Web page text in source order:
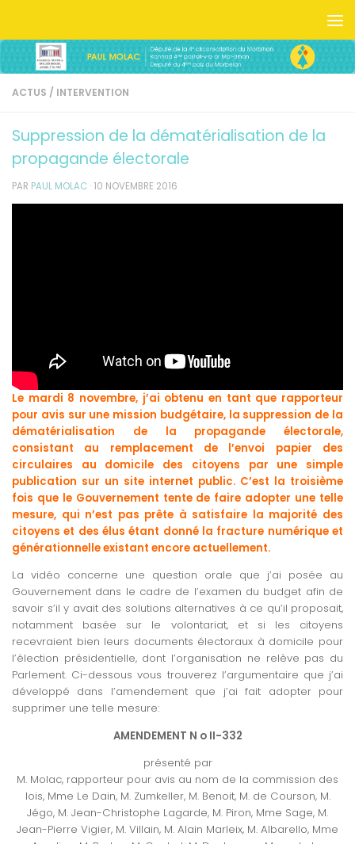
ACTUS / INTERVENTION
Suppression de la dématérialisation de la
propagande électorale
PAR PAUL MOLAC · 10 NOVEMBRE 2016
Le mardi 8 novembre, j’ai obtenu en tant que rapporteur
pour avis sur une mission budgétaire, la suppression de la
dématérialisation de la propagande électorale,
consistant au remplacement de l’envoi papier des
circulaires au domicile des citoyens par une simple
publication sur un site internet public. C’est la troisième
fois que le Gouvernement tente de faire adopter une telle
mesure, qui n’est pas prête à satisfaire la majorité des
citoyens et des élus étant donné la fracture numérique et
générationnelle existant encore actuellement.
La vidéo concerne une question orale que j’ai posée au
Gouvernement dans le cadre de l’examen du budget afin de
savoir s’il y avait des solutions alternatives à ce qu’il proposait,
notamment basée sur le volontariat, et si les citoyens
recevraient bien leurs documents électoraux à domicile pour
l’élection présidentielle, dont l’organisation ne relève pas du
Parlement. Ci-dessous vous trouverez l’argumentaire que j’ai
développé dans l’amendement que j’ai fait adopter pour
supprimer une telle mesure:
AMENDEMENT N o II-332
présenté par
M. Molac, rapporteur pour avis au nom de la commission des
lois, Mme Le Dain, M. Zumkeller, M. Benoit, M. de Courson, M.
Jégo, M. Jean-Christophe Lagarde, M. Piron, Mme Sage, M.
Jean-Pierre Vigier, M. Villain, M. Alain Marleix, M. Albarello, Mme